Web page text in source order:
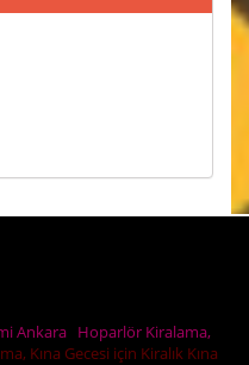
Ankara Hoparlör Kiralama,
Kına Gecesi için Kiralık Kına